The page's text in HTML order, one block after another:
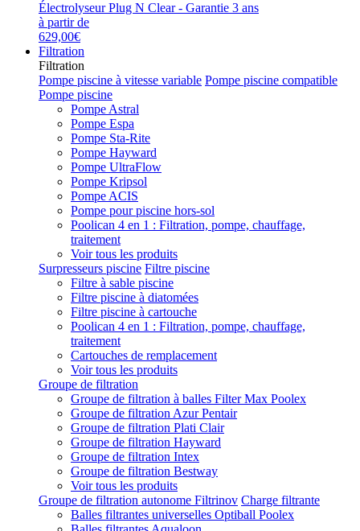
Électrolyseur Plug N Clear - Garantie 3 ans
à partir de
629,00€
Filtration
Filtration
Pompe piscine à vitesse variable Pompe piscine compatible
Pompe piscine
Pompe Astral
Pompe Espa
Pompe Sta-Rite
Pompe Hayward
Pompe UltraFlow
Pompe Kripsol
Pompe ACIS
Pompe pour piscine hors-sol
Poolican 4 en 1 : Filtration, pompe, chauffage,
traitement
Voir tous les produits
Surpresseurs piscine Filtre piscine
Filtre à sable piscine
Filtre piscine à diatomées
Filtre piscine à cartouche
Poolican 4 en 1 : Filtration, pompe, chauffage,
traitement
Cartouches de remplacement
Voir tous les produits
Groupe de filtration
Groupe de filtration à balles Filter Max Poolex
Groupe de filtration Azur Pentair
Groupe de filtration Plati Clair
Groupe de filtration Hayward
Groupe de filtration Intex
Groupe de filtration Bestway
Voir tous les produits
Groupe de filtration autonome Filtrinov Charge filtrante
Balles filtrantes universelles Optiball Poolex